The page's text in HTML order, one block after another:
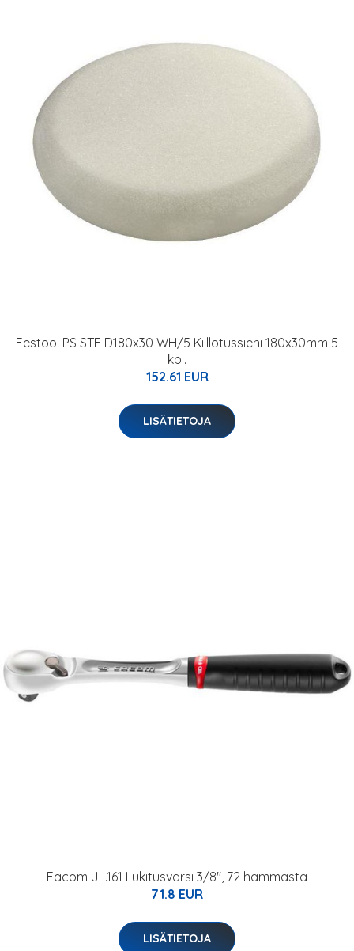
Festool PS STF D180x30 WH/5 Kiillotussieni 180x30mm 5
kpl.
152.61 EUR
LISÄTIETOJA
Facom JL.161 Lukitusvarsi 3/8", 72 hammasta
71.8 EUR
LISÄTIETOJA